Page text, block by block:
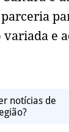
e
notícias de